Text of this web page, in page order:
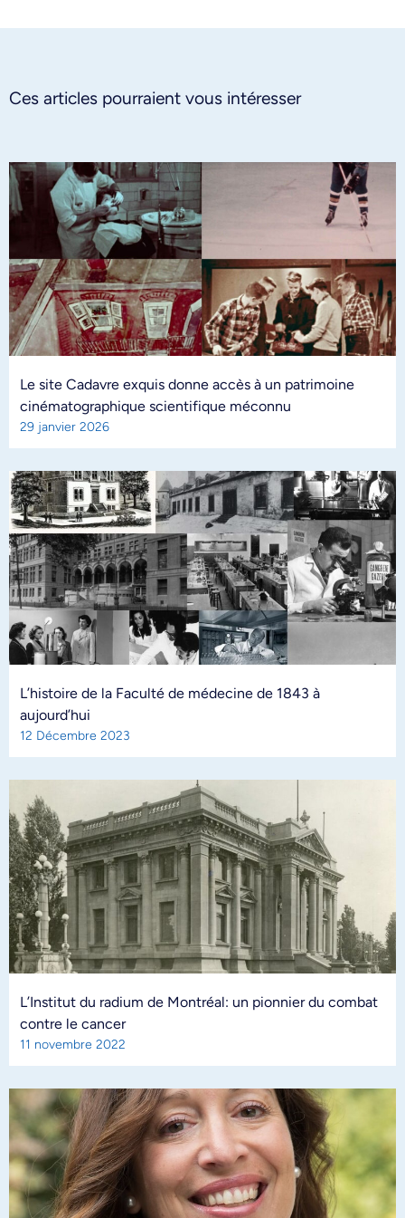
Ces articles pourraient vous intéresser
Le site Cadavre exquis donne accès à un patrimoine
cinématographique scientifique méconnu
29 janvier 2026
L’histoire de la Faculté de médecine de 1843 à
aujourd’hui
12 Décembre 2023
L’Institut du radium de Montréal: un pionnier du combat
contre le cancer
11 novembre 2022